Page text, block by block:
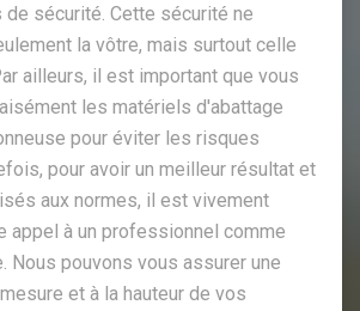
sécurité. Cette sécurité ne
la vôtre, mais surtout celle
ailleurs, il est important que vous
les matériels d'abattage
pour éviter les risques
pour avoir un meilleur résultat et
aux normes, il est vivement
appel à un professionnel comme
Nous pouvons vous assurer une
et à la hauteur de vos